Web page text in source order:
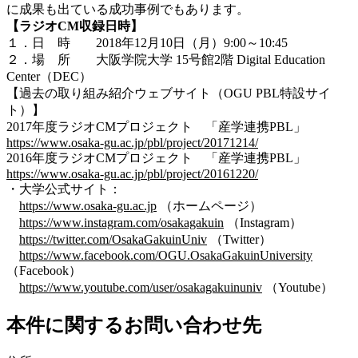
に成果も出ている成功事例でもあります。
【ラジオCM収録日時】
１．日 時 2018年12月10日（月）9:00～10:45
２．場 所 大阪学院大学 15号館2階 Digital Education
Center（DEC）
【過去の取り組み紹介ウェブサイト（OGU PBL特設サイ
ト）】
2017年度ラジオCMプロジェクト 「産学連携PBL」
https://www.osaka-gu.ac.jp/pbl/project/20171214/
2016年度ラジオCMプロジェクト 「産学連携PBL」
https://www.osaka-gu.ac.jp/pbl/project/20161220/
・大学公式サイト：
https://www.osaka-gu.ac.jp （ホームページ）
https://www.instagram.com/osakagakuin （Instagram）
https://twitter.com/OsakaGakuinUniv （Twitter）
https://www.facebook.com/OGU.OsakaGakuinUniversity
（Facebook）
https://www.youtube.com/user/osakagakuinuniv （Youtube）
本件に関するお問い合わせ先